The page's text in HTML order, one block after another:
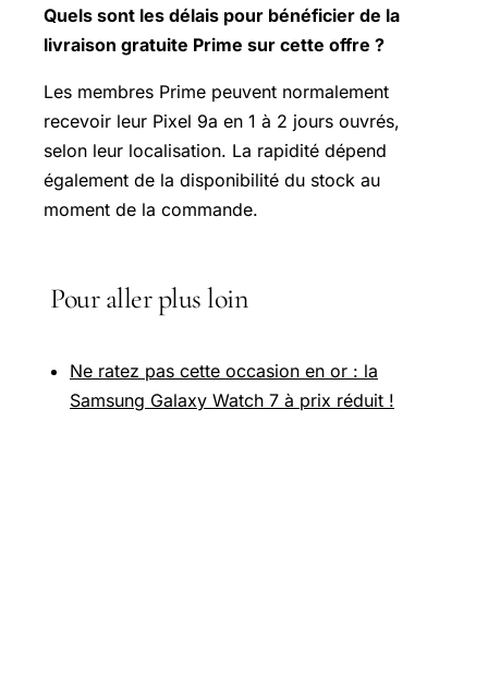
Quels sont les délais pour bénéficier de la
livraison gratuite Prime sur cette offre ?
Les membres Prime peuvent normalement
recevoir leur Pixel 9a en 1 à 2 jours ouvrés,
selon leur localisation. La rapidité dépend
également de la disponibilité du stock au
moment de la commande.
Pour aller plus loin
Ne ratez pas cette occasion en or : la
Samsung Galaxy Watch 7 à prix réduit !